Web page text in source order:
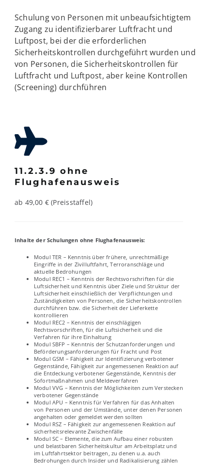
Schulung von Personen mit unbeaufsichtigtem
Zugang zu identifizierbarer Luftfracht und
Luftpost, bei der die erforderlichen
Sicherheitskontrollen durchgeführt wurden und
von Personen, die Sicherheitskontrollen für
Luftfracht und Luftpost, aber keine Kontrollen
(Screening) durchführen
11.2.3.9 ohne
Flughafenausweis
ab 49,00 € (Preisstaffel)
Inhalte der Schulungen ohne Flughafenausweis:
Modul TER – Kenntnis über frühere, unrechtmäßige
Eingriffe in der Zivilluftfahrt, Terroranschläge und
aktuelle Bedrohungen
Modul REC1 – Kenntnis der Rechtsvorschriften für die
Luftsicherheit und Kenntnis über Ziele und Struktur der
Luftsicherheit einschließlich der Verpflichtungen und
Zuständigkeiten von Personen, die Sicherheitskontrollen
durchführen bzw. die Sicherheit der Lieferkette
kontrollieren
Modul REC2 – Kenntnis der einschlägigen
Rechtsvorschriften, für die Luftsicherheit und die
Verfahren für ihre Einhaltung
Modul SBFP – Kenntnis der Schutzanforderungen und
Beförderungsanforderungen für Fracht und Post
Modul GSM – Fähigkeit zur Identifizierung verbotener
Gegenstände, Fähigkeit zur angemessenen Reaktion auf
die Entdeckung verbotener Gegenstände, Kenntnis der
Sofortmaßnahmen und Meldeverfahren
Modul VVG – Kenntnis der Möglichkeiten zum Verstecken
verbotener Gegenstände
Modul APU – Kenntnis für Verfahren für das Anhalten
von Personen und der Umstände, unter denen Personen
angehalten oder gemeldet werden sollten
Modul RSZ – Fähigkeit zur angemessenen Reaktion auf
sicherheitsrelevante Zwischenfälle
Modul SC – Elemente, die zum Aufbau einer robusten
und belastbaren Sicherheitskultur am Arbeitsplatz und
im Luftfahrtsektor beitragen, zu denen u.a. auch
Bedrohungen durch Insider und Radikalisierung zählen